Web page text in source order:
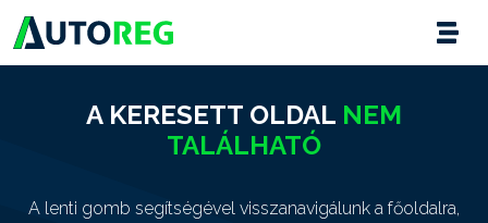
A KERESETT OLDAL NEM
TALÁLHATÓ
A lenti gomb segítségével visszanavigálunk a főoldalra,